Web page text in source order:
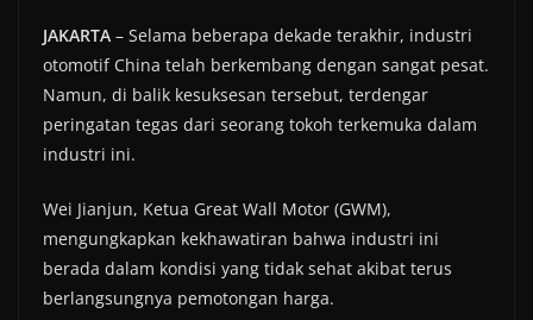
JAKARTA – Selama beberapa dekade terakhir, industri
otomotif China telah berkembang dengan sangat pesat.
Namun, di balik kesuksesan tersebut, terdengar
peringatan tegas dari seorang tokoh terkemuka dalam
industri ini.
Wei Jianjun, Ketua Great Wall Motor (GWM),
mengungkapkan kekhawatiran bahwa industri ini
berada dalam kondisi yang tidak sehat akibat terus
berlangsungnya pemotongan harga.